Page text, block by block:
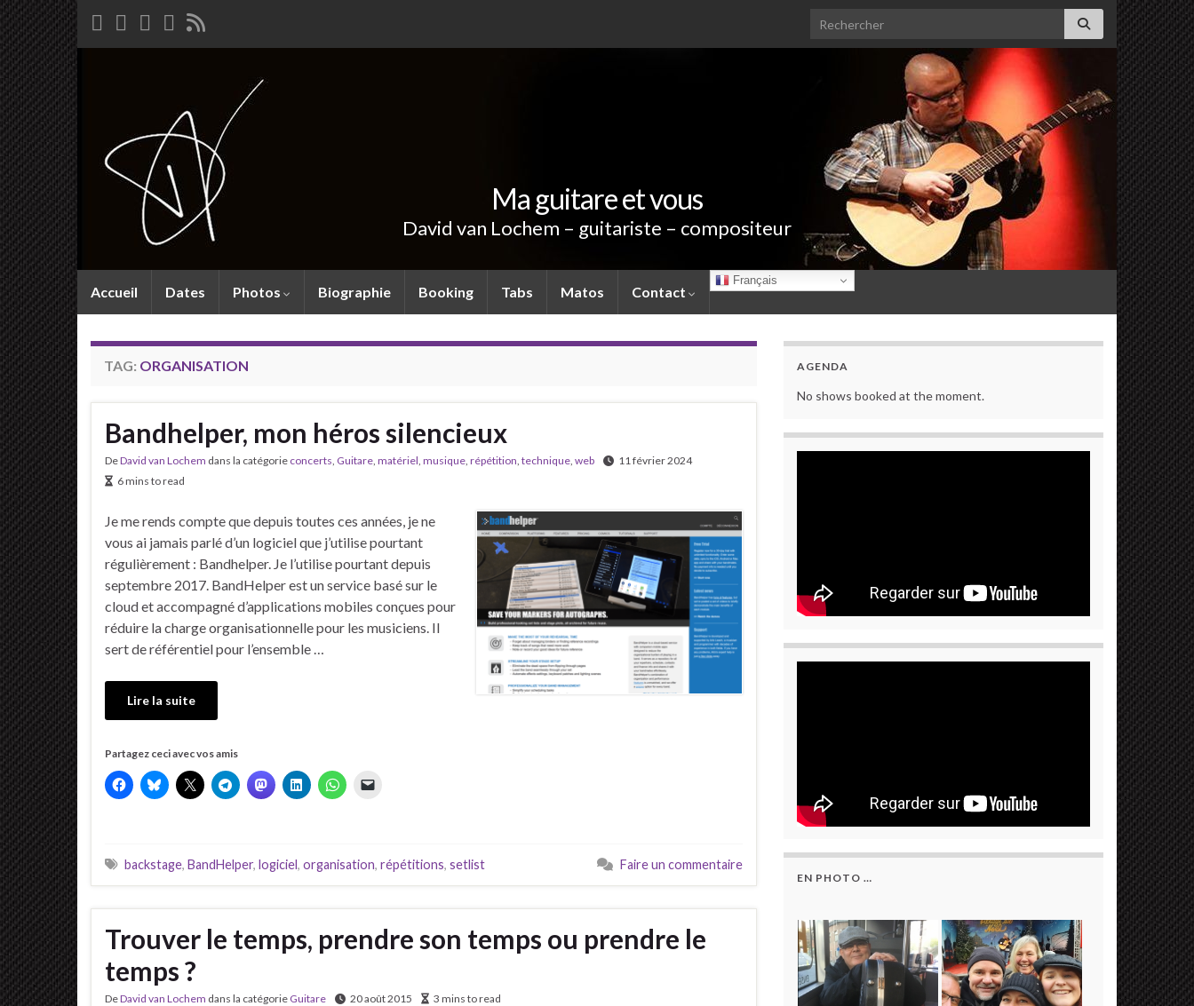
Search for:
Ma guitare et vous
David van Lochem – guitariste – compositeur
Accueil Dates Photos Biographie Booking Tabs Matos Contact
Français
TAG: ORGANISATION
Bandhelper, mon héros silencieux
DeDavid van Lochem dans la catégorie concerts, Guitare, matériel, musique, répétition, technique, web
11 février 2024
6 mins to read
Je me rends compte que depuis toutes ces années, je ne
vous ai jamais parlé d’un logiciel que j’utilise pourtant
régulièrement : Bandhelper. Je l’utilise pourtant depuis
septembre 2017. BandHelper est un service basé sur le
cloud et accompagné d’applications mobiles conçues pour
réduire la charge organisationnelle pour les musiciens. Il
sert de référentiel pour l’ensemble …
Lire la suite
Partagez ceci avec vos amis
backstage, BandHelper, logiciel, organisation, répétitions, setlist Faire un commentaire
Trouver le temps, prendre son temps ou prendre le
temps ?
DeDavid van Lochem dans la catégorie Guitare 20 août 2015 3 mins to read
AGENDA
No shows booked at the moment.
EN PHOTO …